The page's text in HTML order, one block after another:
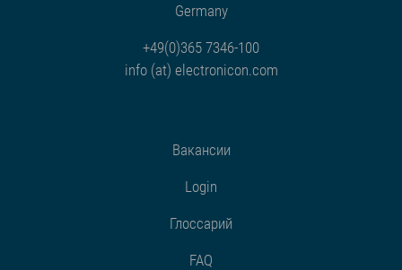
Germany
+49(0)365 7346-100
info (at) electronicon.com
Вакансии
Login
Глоссарий
FAQ